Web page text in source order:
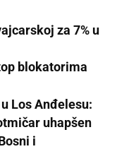
za 7% u
blokatorima
Los Anđelesu:
uhapšen
i